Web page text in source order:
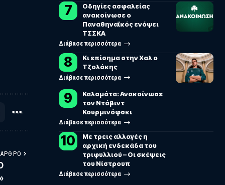
Οδηγίες ασφαλείας
ανακοίνωσε ο
Παναθηναϊκός ενόψει
ΤΣΣΚΑ
Διάβασε περισσότερα
Κι επίσημα στην Χαλ ο
Τζολάκης
Διάβασε περισσότερα
Καλαμάτα: Ανακοίνωσε
τον Ντάβιντ
Κουρμινόφσκι
Διάβασε περισσότερα
Με τρεις αλλαγές η
αρχική ενδεκάδα του
τριφυλλιού – Οι σκέψεις
του Νίστρουπ
Διάβασε περισσότερα